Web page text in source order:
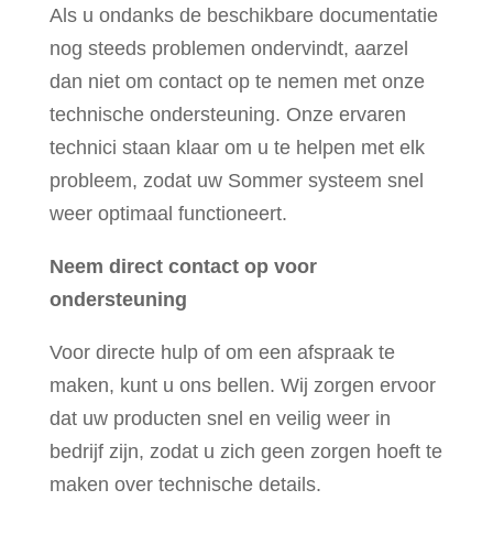
Als u ondanks de beschikbare documentatie
nog steeds problemen ondervindt, aarzel
dan niet om contact op te nemen met onze
technische ondersteuning. Onze ervaren
technici staan klaar om u te helpen met elk
probleem, zodat uw Sommer systeem snel
weer optimaal functioneert.
Neem direct contact op voor
ondersteuning
Voor directe hulp of om een afspraak te
maken, kunt u ons bellen. Wij zorgen ervoor
dat uw producten snel en veilig weer in
bedrijf zijn, zodat u zich geen zorgen hoeft te
maken over technische details.